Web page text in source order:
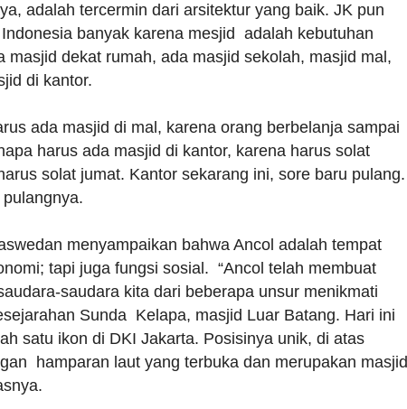
adalah tercermin dari arsitektur yang baik. JK pun
banyak karena mesjid adalah kebutuhan
masjid dekat rumah, ada masjid sekolah, masjid mal,
di kantor.
ada masjid di mal, karena orang berbelanja sampai
harus ada masjid di kantor, karena harus solat
solat jumat. Kantor sekarang ini, sore baru pulang.
menyampaikan bahwa Ancol adalah tempat
tapi juga fungsi sosial. “Ancol telah membuat
saudara kita dari beberapa unsur menikmati
Sunda Kelapa, masjid Luar Batang. Hari ini
satu ikon di DKI Jakarta. Posisinya unik, di atas
hamparan laut yang terbuka dan merupakan masjid